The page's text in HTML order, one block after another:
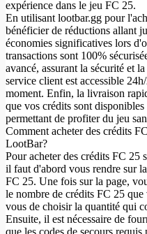
expérience dans le jeu FC 25.
En utilisant lootbar.gg pour
bénéficier de réductions allant
économies significatives lors
transactions sont 100%
avancé, assurant la sécurité et
service client est accessible
moment. Enfin, la livraison
que vos crédits sont
permettant de profiter du jeu
Comment acheter des crédits
LootBar?
Pour acheter des crédits FC 25
il faut d'abord vous rendre sur
FC 25. Une fois sur la page,
le nombre de crédits FC 25
vous de choisir la quantité qui
Ensuite, il est nécessaire de
que les codes de secours